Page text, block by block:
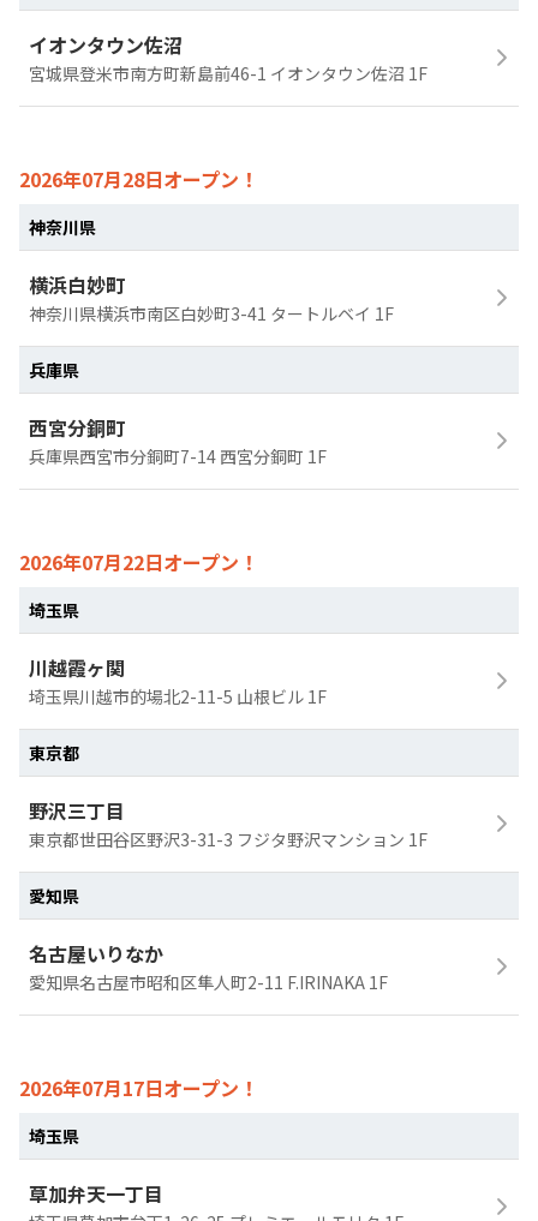
イオンタウン佐沼
宮城県登米市南方町新島前46-1 イオンタウン佐沼 1F
2026年07月28日オープン！
神奈川県
横浜白妙町
神奈川県横浜市南区白妙町3-41 タートルベイ 1F
兵庫県
西宮分銅町
兵庫県西宮市分銅町7-14 西宮分銅町 1F
2026年07月22日オープン！
埼玉県
川越霞ヶ関
埼玉県川越市的場北2-11-5 山根ビル 1F
東京都
野沢三丁目
東京都世田谷区野沢3-31-3 フジタ野沢マンション 1F
愛知県
名古屋いりなか
愛知県名古屋市昭和区隼人町2-11 F.IRINAKA 1F
2026年07月17日オープン！
埼玉県
草加弁天一丁目